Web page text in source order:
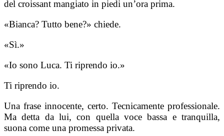
del croissant mangiato in piedi un’ora prima.
«Bianca? Tutto bene?» chiede.
«Sì.»
«Io sono Luca. Ti riprendo io.»
Ti riprendo io.
Una frase innocente, certo. Tecnicamente professionale.
Ma detta da lui, con quella voce bassa e tranquilla,
suona come una promessa privata.